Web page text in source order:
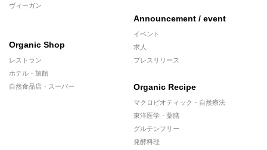
ヴィーガン
Organic Shop
レストラン
ホテル・旅館
自然食品店・スーパー
Announcement / event
イベント
求人
プレスリリース
Organic Recipe
マクロビオティック・自然療法
東洋医学・薬膳
グルテンフリー
発酵料理